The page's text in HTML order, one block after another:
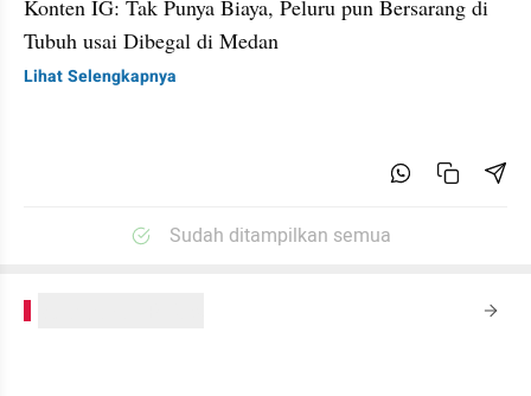
Konten IG: Tak Punya Biaya, Peluru pun Bersarang di
Tubuh usai Dibegal di Medan
Lihat Selengkapnya
Sudah ditampilkan semua